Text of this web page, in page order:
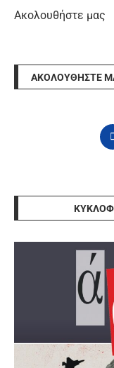
Ακολουθήστε μας
ΑΚΟΛΟΥΘΉΣΤΕ